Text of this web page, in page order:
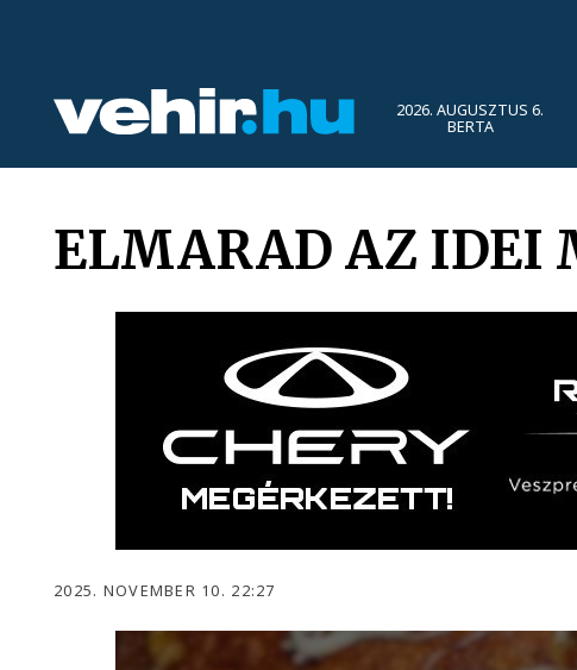
2026. AUGUSZTUS 6.
BERTA
ELMARAD AZ IDEI
2025. NOVEMBER 10. 22:27